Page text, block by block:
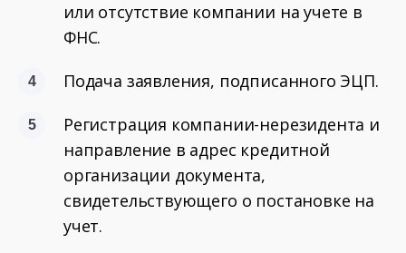
или отсутствие компании на учете в
ФНС.
Подача заявления, подписанного ЭЦП.
Регистрация компании-нерезидента и
направление в адрес кредитной
организации документа,
свидетельствующего о постановке на
учет.